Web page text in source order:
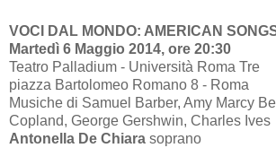
VOCI DAL MONDO: AMERICAN
Martedì 6 Maggio 2014, ore 20:30
Teatro Palladium - Università Roma Tre
piazza Bartolomeo Romano 8 - Roma
Musiche di Samuel Barber, Amy Marcy
Copland, George Gershwin, Charles Ives
Antonella De Chiara soprano